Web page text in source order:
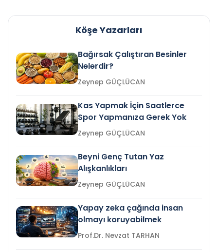
Köşe Yazarları
Bağırsak Çalıştıran Besinler
Nelerdir?
Zeynep GÜÇLÜCAN
Kas Yapmak İçin Saatlerce
Spor Yapmanıza Gerek Yok
Zeynep GÜÇLÜCAN
Beyni Genç Tutan Yaz
Alışkanlıkları
Zeynep GÜÇLÜCAN
Yapay zeka çağında insan
olmayı koruyabilmek
Prof.Dr. Nevzat TARHAN